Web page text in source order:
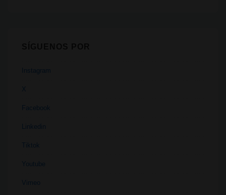
Instagram
X
Facebook
Linkedin
Tiktok
Youtube
Vimeo